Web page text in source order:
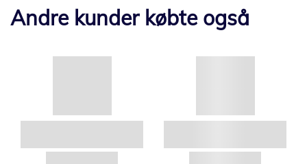
Andre kunder købte også